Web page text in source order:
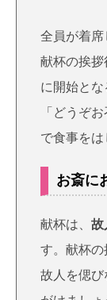
全員が着席
献杯の挨拶
に開始と
「どうぞ
で食事をは
お斎に
献杯は、 故
す。献杯
故人を偲